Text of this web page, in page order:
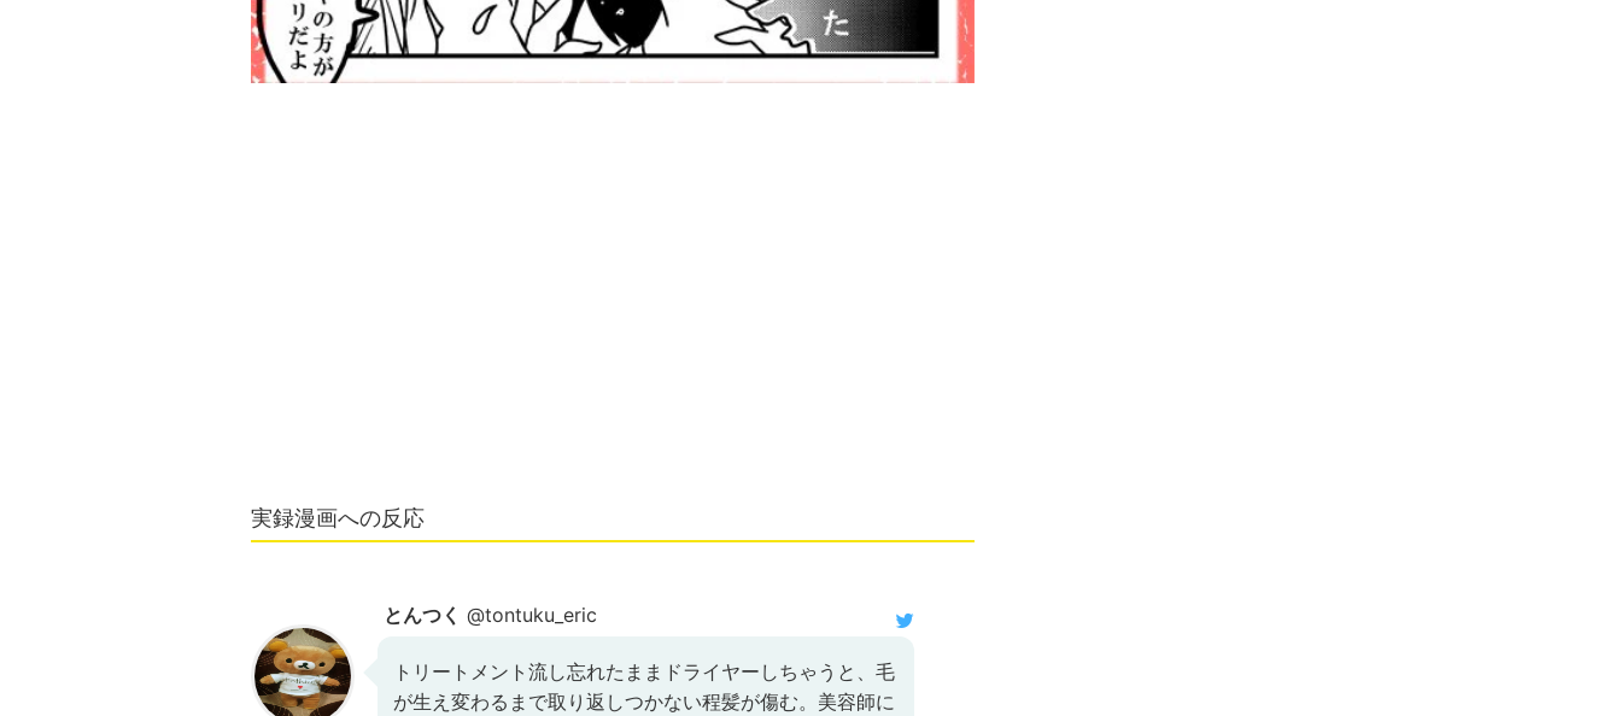
実録漫画への反応
とんつく @tontuku_eric
トリートメント流し忘れたままドライヤーしちゃうと、毛
が生え変わるまで取り返しつかない程髪が傷む。美容師に